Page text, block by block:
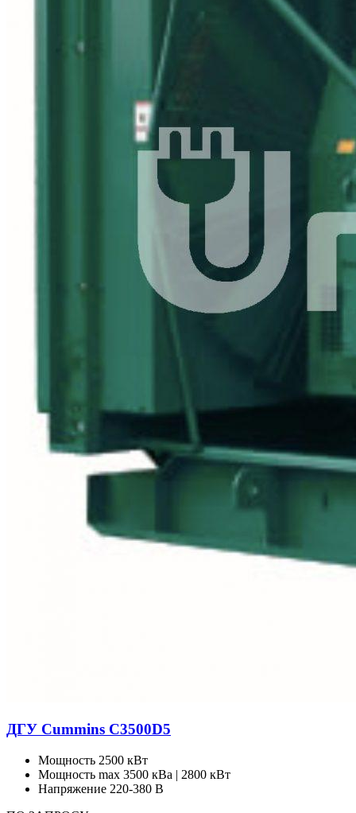
ДГУ Cummins C3500D5
Мощность 2500 кВт
Мощность max 3500 кВа | 2800 кВт
Напряжение 220-380 В